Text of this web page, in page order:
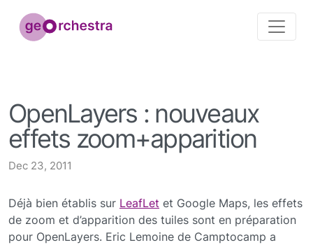
OpenLayers : nouveaux
effets zoom+apparition
Dec 23, 2011
Déjà bien établis sur LeafLet et Google Maps, les effets
de zoom et d’apparition des tuiles sont en préparation
pour OpenLayers. Eric Lemoine de Camptocamp a